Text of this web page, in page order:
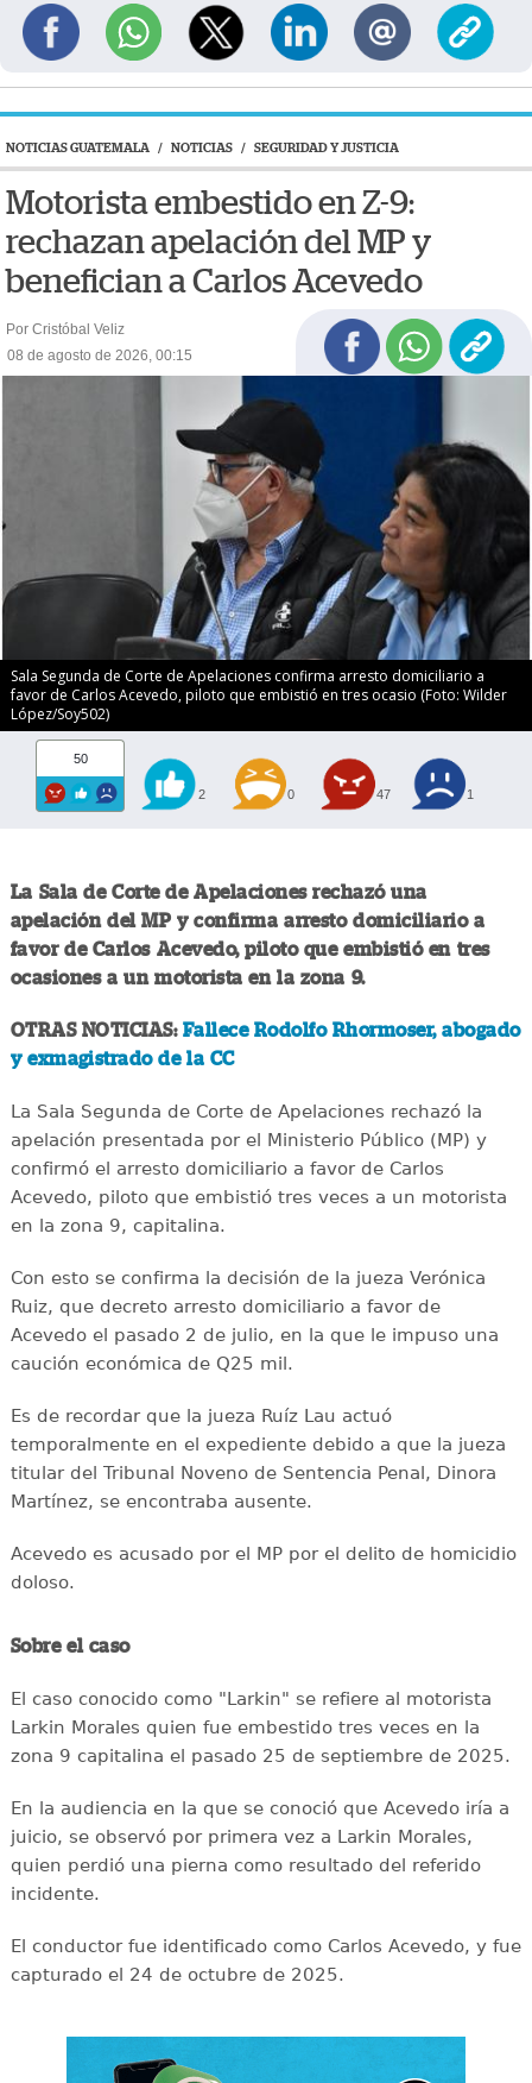
NOTICIAS GUATEMALA / NOTICIAS / SEGURIDAD Y JUSTICIA
Motorista embestido en Z-9:
rechazan apelación del MP y
benefician a Carlos Acevedo
Por Cristóbal Veliz
08 de agosto de 2026, 00:15
Sala Segunda de Corte de Apelaciones confirma arresto domiciliario a
favor de Carlos Acevedo, piloto que embistió en tres ocasio (Foto: Wilder
López/Soy502)
50
2 0 47 1
La Sala de Corte de Apelaciones rechazó una
apelación del MP y confirma arresto domiciliario a
favor de Carlos Acevedo, piloto que embistió en tres
ocasiones a un motorista en la zona 9.
OTRAS NOTICIAS: Fallece Rodolfo Rhormoser, abogado
y exmagistrado de la CC
La Sala Segunda de Corte de Apelaciones rechazó la
apelación presentada por el Ministerio Público (MP) y
confirmó el arresto domiciliario a favor de Carlos
Acevedo, piloto que embistió tres veces a un motorista
en la zona 9, capitalina.
Con esto se confirma la decisión de la jueza Verónica
Ruiz, que decreto arresto domiciliario a favor de
Acevedo el pasado 2 de julio, en la que le impuso una
caución económica de Q25 mil.
Es de recordar que la jueza Ruíz Lau actuó
temporalmente en el expediente debido a que la jueza
titular del Tribunal Noveno de Sentencia Penal, Dinora
Martínez, se encontraba ausente.
Acevedo es acusado por el MP por el delito de homicidio
doloso.
Sobre el caso
El caso conocido como "Larkin" se refiere al motorista
Larkin Morales quien fue embestido tres veces en la
zona 9 capitalina el pasado 25 de septiembre de 2025.
En la audiencia en la que se conoció que Acevedo iría a
juicio, se observó por primera vez a Larkin Morales,
quien perdió una pierna como resultado del referido
incidente.
El conductor fue identificado como Carlos Acevedo, y fue
capturado el 24 de octubre de 2025.